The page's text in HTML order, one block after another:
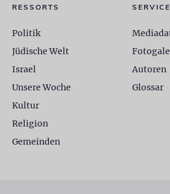
RESSORTS
Politik
Jüdische Welt
Israel
Unsere Woche
Kultur
Religion
Gemeinden
SERVICE
Autoren
Glossar